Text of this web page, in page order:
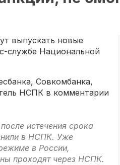
выпускать новые
службе Национальной
Совкомбанка,
НСПК в комментарии
истечения срока
в НСПК. Уже
в России,
проходят через НСПК.